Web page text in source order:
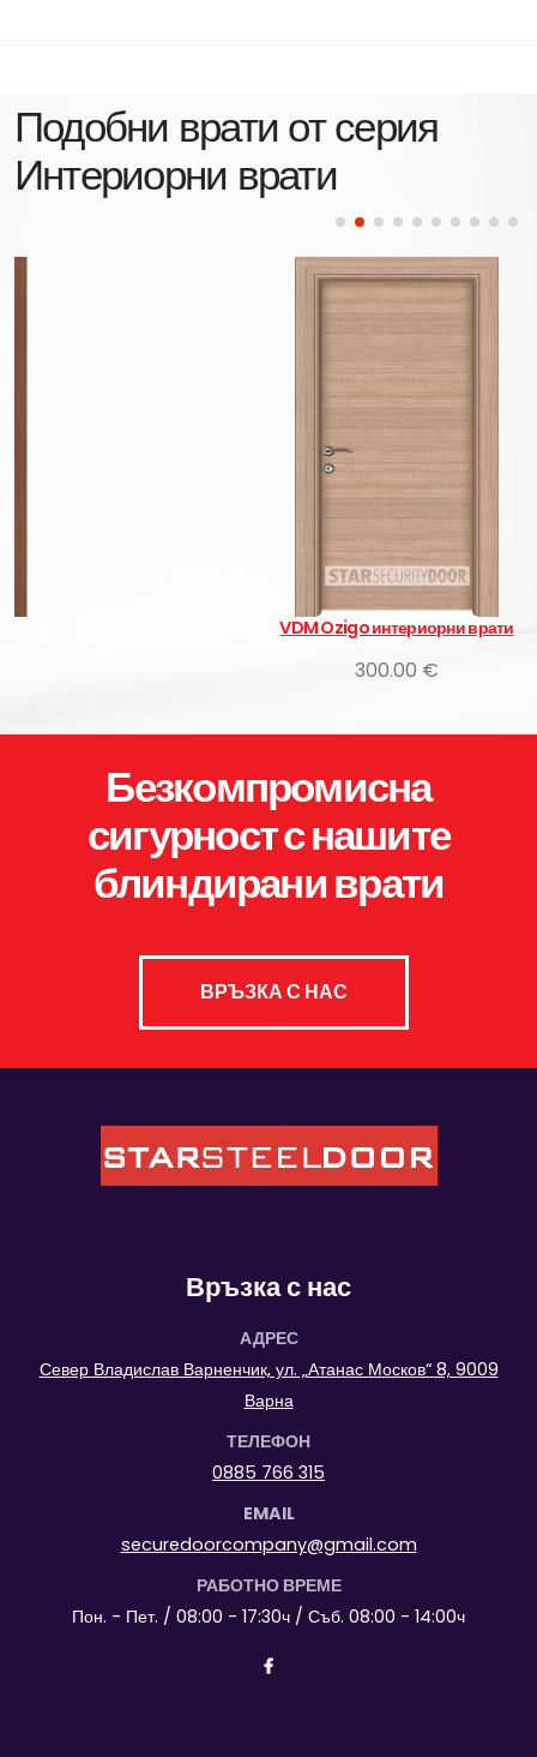
Подобни врати от серия
Интериорни врати
VDM Ozigo интериорни врати
Безкомпромисна
сигурност с нашите
блиндирани врати
ВРЪЗКА С НАС
Връзка с нас
АДРЕС
Север Владислав Варненчик, ул. „Атанас Москов“ 8, 9009
Варна
ТЕЛЕФОН
0885 766 315
EMAIL
securedoorcompany@gmail.com
РАБОТНО ВРЕМЕ
Пон. - Пет. / 08:00 - 17:30ч / Съб. 08:00 - 14:00ч